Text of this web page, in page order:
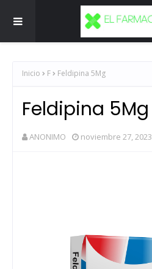
Inicio F Feldipina 5Mg
Feldipina 5Mg
ANONIMO noviembre 27, 2023